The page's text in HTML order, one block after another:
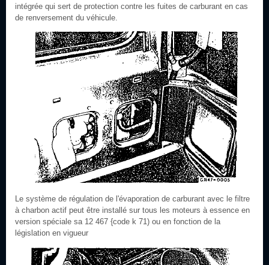
intégrée qui sert de protection contre les fuites de carburant en cas
de renversement du véhicule.
Le système de régulation de l'évaporation de carburant avec le filtre
à charbon actif peut être installé sur tous les moteurs à essence en
version spéciale sa 12 467 {code k 71) ou en fonction de la
législation en vigueur